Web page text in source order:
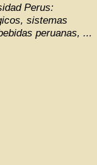
Perus:
sistemas
peruanas, ...